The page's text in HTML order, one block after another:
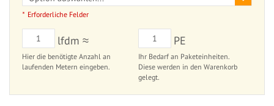
Erforderliche Felder
lfdm ≈
Hier die benötigte Anzahl an
laufenden Metern eingeben.
PE
Ihr Bedarf an Paketeinheiten.
Diese werden in den Warenkorb
gelegt.